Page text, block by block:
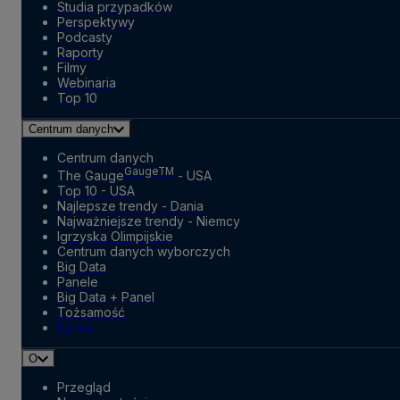
Studia przypadków
Perspektywy
Podcasty
Raporty
Filmy
Webinaria
Top 10
Centrum danych
Centrum danych
The GaugeGaugeTM - USA
Top 10 - USA
Najlepsze trendy - Dania
Najważniejsze trendy - Niemcy
Igrzyska Olimpijskie
Centrum danych wyborczych
Big Data
Panele
Big Data + Panel
Tożsamość
Rynek
O
Przegląd